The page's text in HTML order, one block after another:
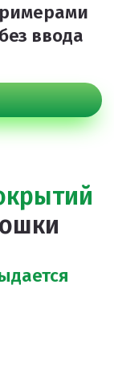
без ввода